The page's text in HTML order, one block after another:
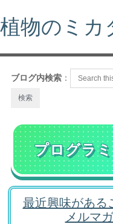
植物のミカ
ブログ内検索 ：
プログラ
最近興味がある
メルマ